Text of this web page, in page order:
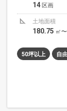
14 区画
土地面積
180.75 ㎡〜
50坪以上 自